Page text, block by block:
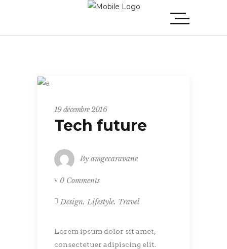
19 décembre 2016
Tech future
By amgecaravane
0 Comments
Design, Lifestyle, Travel
Lorem ipsum dolor sit amet,
consectetuer adipiscing elit.